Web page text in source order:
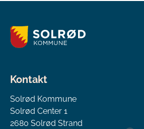
Kontakt
Solrød Kommune
Solrød Center 1
2680 Solrød Strand